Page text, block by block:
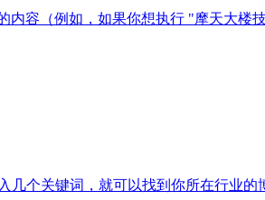
容（例如，如果你想执行 "摩天大楼
个关键词，就可以找到你所在行业